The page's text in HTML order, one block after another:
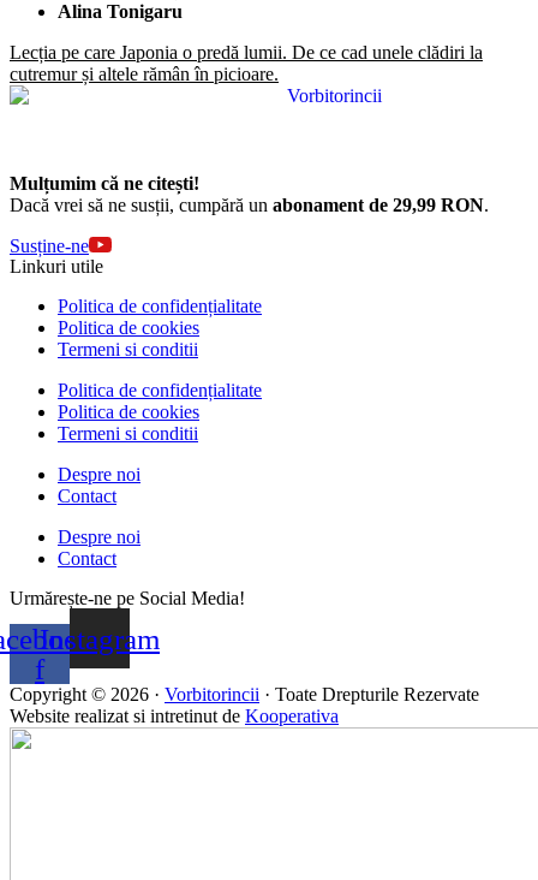
Alina Tonigaru
Lecția pe care Japonia o predă lumii. De ce cad unele clădiri la
cutremur și altele rămân în picioare.
Mulțumim că ne citești!
Dacă vrei să ne susții, cumpără un abonament de 29,99 RON.
Susține-ne
Linkuri utile
Politica de confidențialitate
Politica de cookies
Termeni si conditii
Politica de confidențialitate
Politica de cookies
Termeni si conditii
Despre noi
Contact
Despre noi
Contact
Urmărește-ne pe Social Media!
f
Instagram
Copyright © 2026 · Vorbitorincii · Toate Drepturile Rezervate
Website realizat si intretinut de Kooperativa